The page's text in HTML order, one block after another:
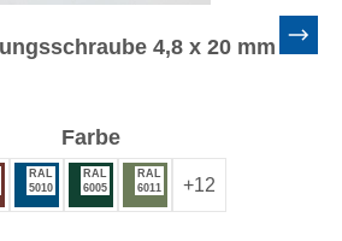
4,8 x 20 mm
Farbeauswählen
RAL
5010
RAL
6005
RAL
6011
+12